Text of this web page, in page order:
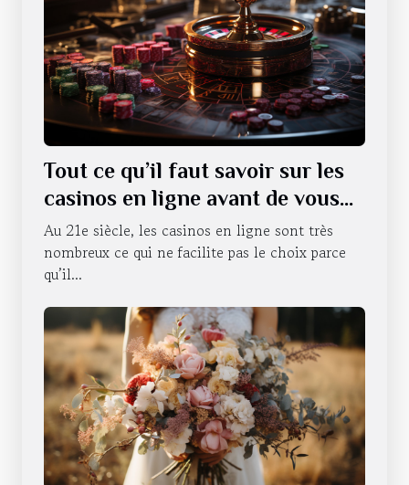
Tout ce qu’il faut savoir sur les
casinos en ligne avant de vous
lancer
Au 21e siècle, les casinos en ligne sont très
nombreux ce qui ne facilite pas le choix parce
qu’il...